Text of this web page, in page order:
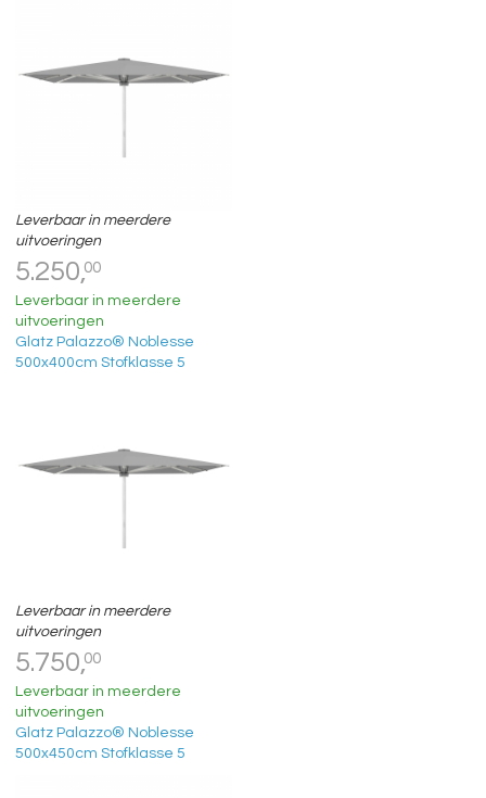
Leverbaar in meerdere
uitvoeringen
5.250,00
Leverbaar in meerdere
uitvoeringen
Glatz Palazzo® Noblesse
500x400cm Stofklasse 5
Leverbaar in meerdere
uitvoeringen
5.750,00
Leverbaar in meerdere
uitvoeringen
Glatz Palazzo® Noblesse
500x450cm Stofklasse 5